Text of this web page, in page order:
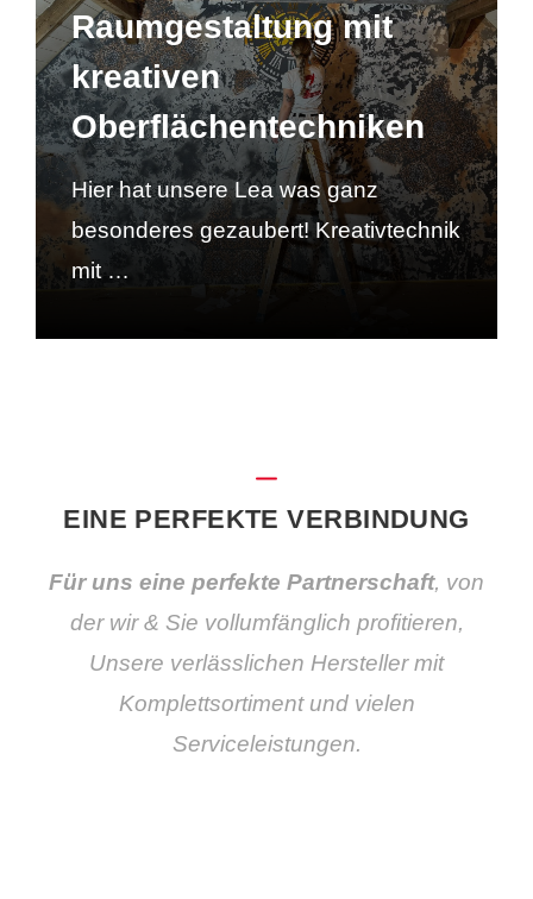
Raumgestaltung mit
kreativen
Oberflächentechniken
Hier hat unsere Lea was ganz
besonderes gezaubert! Kreativtechnik
mit …
EINE PERFEKTE VERBINDUNG
Für uns eine perfekte Partnerschaft, von
der wir & Sie vollumfänglich profitieren,
Unsere verlässlichen Hersteller mit
Komplettsortiment und vielen
Serviceleistungen.